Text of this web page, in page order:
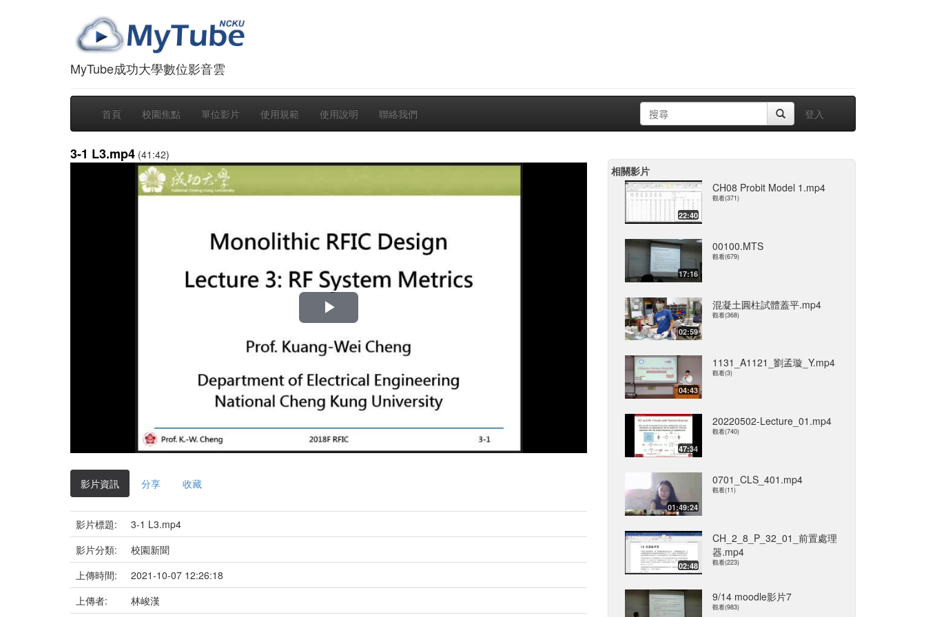
MyTube成功大學數位影音雲
首頁 校園焦點 單位影片 使用規範 使用說明 聯絡我們 登入
3-1 L3.mp4 (41:42)
播
放
影
影片資訊 分享 收藏
影片標題:
3-1 L3.mp4
影片分類:
校園新聞
上傳時間:
2021-10-07 12:26:18
上傳者:
林峻漢
相關影片
22:40
CH08 Probit Model 1.mp4
觀看(371)
17:16
00100.MTS
觀看(679)
02:59
混凝土圓柱試體蓋平.mp4
觀看(368)
04:43
1131_A1121_劉孟璇_Y.mp4
觀看(3)
47:34
20220502-Lecture_01.mp4
觀看(740)
01:49:24
0701_CLS_401.mp4
觀看(11)
02:48
CH_2_8_P_32_01_前置處理
器.mp4
觀看(223)
9/14 moodle影片7
觀看(983)